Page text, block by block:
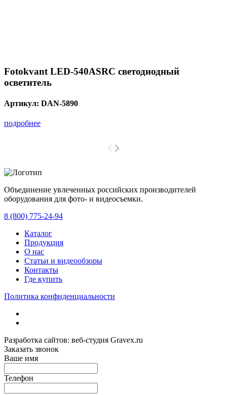
Fotokvant LED-540ASRC светодиодный
осветитель
Артикул: DAN-5890
подробнее
Объединение увлеченных российских производителей
оборудования для фото- и видеосъемки.
8 (800) 775-24-94
Каталог
Продукция
О нас
Статьи и видеообзоры
Контакты
Где купить
Политика конфиденциальности
Разработка сайтов: веб-студия Gravex.ru
Заказать звонок
Ваше имя
Телефон